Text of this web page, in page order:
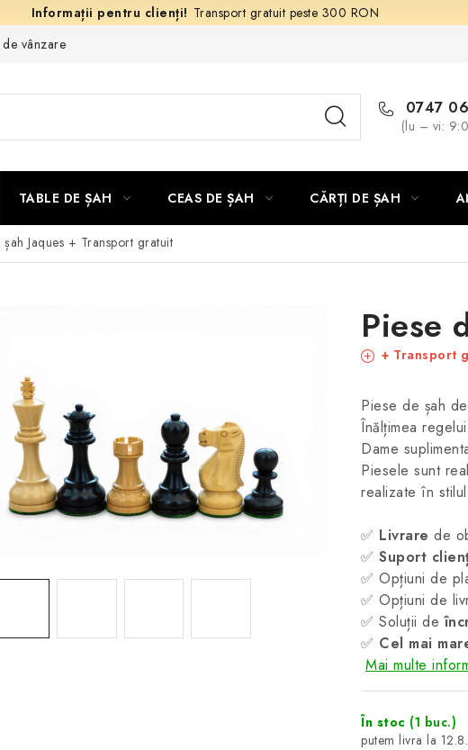
Transport gratuit peste 300 RON
vânzare
0747
(lu – vi:
TABLE DE ȘAH CEAS DE ȘAH CĂRȚI DE ȘAH
Jaques + Transport gratuit
Piese
+ Transport
Piese de șah
Înălțimea
Dame
Piesele sunt
realizate în
✅ Livrare de
✅ Suport
✅ Opțiuni de
✅ Opțiuni de
✅ Soluții de
✅ Cel mai
Mai multe
În stoc (1 buc.)